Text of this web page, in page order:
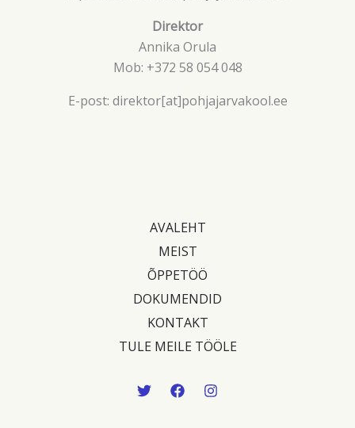
Direktor
Annika Orula
Mob: +372 58 054 048
E-post: direktor[at]pohjajarvakool.ee
AVALEHT
MEIST
ÕPPETÖÖ
DOKUMENDID
KONTAKT
TULE MEILE TÖÖLE